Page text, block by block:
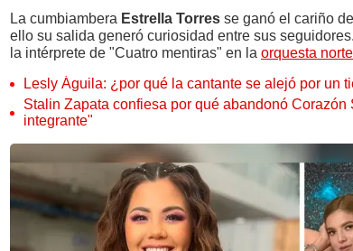
La cumbiambera Estrella Torres se ganó el cariño
ello su salida generó curiosidad entre sus
la intérprete de "Cuatro mentiras" en la orquesta
Lesly Águila: ¿por qué la cantante se alejó por un
Stalin Zapata confiesa por qué abandonó
integrante"